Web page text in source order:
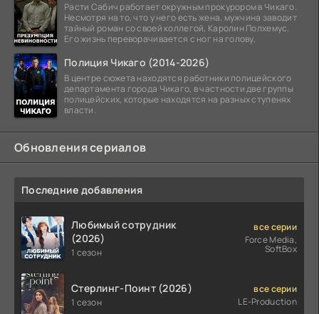
Расти Сабич работает окружным прокурором в Чикаго.
Несмотря на то, что у него есть жена, мужчина заводит
тайный роман со своей коллегой, Каролин Полхемус.
Его жизнь переворачивается с ног на голову,
Полиция Чикаго (2014-2026)
В центре сюжета находятся работники полицейского
департамента города Чикаго, в частности две группы
полицейских, которые находятся на разных ступенях
власти.
Обновления сериалов
Последние добавления
Любимый сотрудник
(2026)
1 сезон
все серии
Force Media,
SoftBox
Стерлинг-Поинт (2026)
1 сезон
все серии
LE-Production